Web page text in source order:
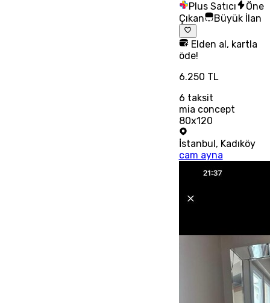
Plus Satıcı
Öne
Çıkan
Büyük İlan
Elden al, kartla
öde!
6.250 TL
6 taksit
mia concept
80x120
İstanbul, Kadıköy
cam ayna